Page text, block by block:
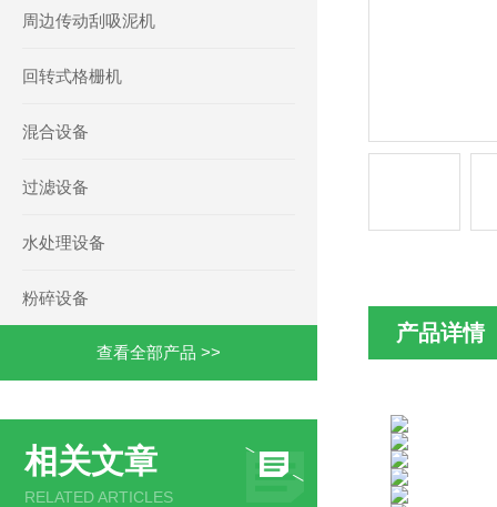
周边传动刮吸泥机
回转式格栅机
混合设备
过滤设备
水处理设备
粉碎设备
查看全部产品 >>
相关文章
RELATED ARTICLES
产品详情